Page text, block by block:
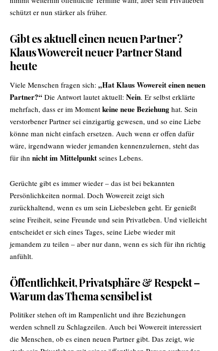
schützt er nun stärker als früher.
Gibt es aktuell einen neuen Partner?
Klaus Wowereit neuer Partner Stand
heute
Viele Menschen fragen sich: „Hat Klaus Wowereit einen neuen
Partner?“ Die Antwort lautet aktuell: Nein. Er selbst erklärte
mehrfach, dass er im Moment keine neue Beziehung hat. Sein
verstorbener Partner sei einzigartig gewesen, und so eine Liebe
könne man nicht einfach ersetzen. Auch wenn er offen dafür
wäre, irgendwann wieder jemanden kennenzulernen, steht das
für ihn nicht im Mittelpunkt seines Lebens.
Gerüchte gibt es immer wieder – das ist bei bekannten
Persönlichkeiten normal. Doch Wowereit zeigt sich
zurückhaltend, wenn es um sein Liebesleben geht. Er genießt
seine Freiheit, seine Freunde und sein Privatleben. Und vielleicht
entscheidet er sich eines Tages, seine Liebe wieder mit
jemandem zu teilen – aber nur dann, wenn es sich für ihn richtig
anfühlt.
Öffentlichkeit, Privatsphäre & Respekt –
Warum das Thema sensibel ist
Politiker stehen oft im Rampenlicht und ihre Beziehungen
werden schnell zu Schlagzeilen. Auch bei Wowereit interessiert
die Menschen, ob es einen neuen Partner gibt. Das zeigt, wie